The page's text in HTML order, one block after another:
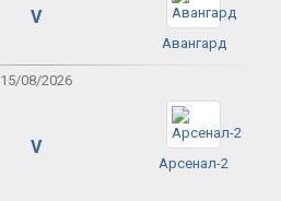
V
Авангард
15/08/2026
V
Арсенал-2